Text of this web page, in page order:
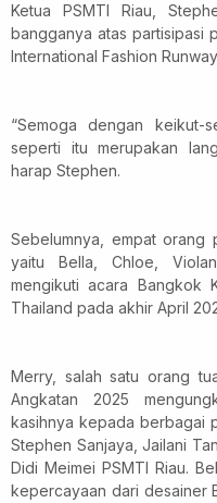
Ketua PSMTI Riau,
bangganya atas partisipasi
International Fashion
“Semoga dengan keikut-
seperti itu merupakan
harap Stephen.
Sebelumnya, empat orang
yaitu Bella, Chloe,
mengikuti acara Bangkok
Thailand pada akhir April
Merry, salah satu orang
Angkatan 2025
kasihnya kepada berbagai
Stephen Sanjaya, Jailani
Didi Meimei PSMTI Riau.
kepercayaan dari desainer